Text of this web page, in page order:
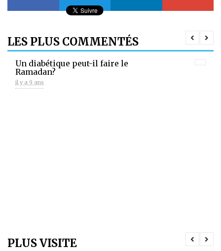
LES PLUS COMMENTÉS
Un diabétique peut-il faire le
Ramadan?
il y a 9 ans
PLUS VISITE